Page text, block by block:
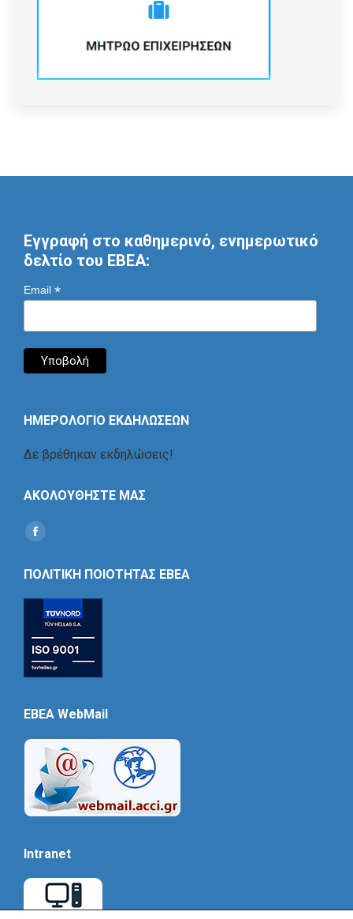
Εγγραφή στο καθημερινό, ενημερωτικό
δελτίο του ΕΒΕΑ:
Email *
ΗΜΕΡΟΛΟΓΙΟ ΕΚΔΗΛΩΣΕΩΝ
Δε βρέθηκαν εκδηλώσεις!
ΑΚΟΛΟΥΘΗΣΤΕ ΜΑΣ
Find us on:
Social
ΠΟΛΙΤΙΚΗ ΠΟΙΟΤΗΤΑΣ ΕΒΕΑ
EBEA WebMail
Intranet